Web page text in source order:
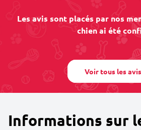
Les avis sont placés par nos
chien ai été
Voir tous les avis
Informations sur